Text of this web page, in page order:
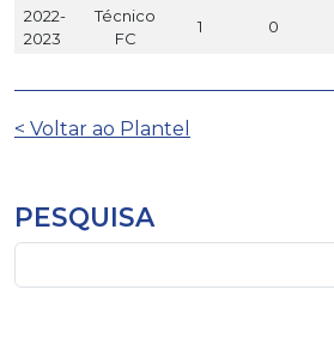
2022-
2023
Técnico
FC
1 0
Navegação de artigos
< Voltar ao Plantel
PESQUISA